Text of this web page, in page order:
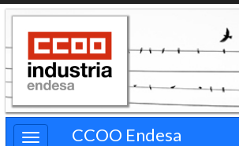
Pasar
contenido
principal
CCOO Endesa